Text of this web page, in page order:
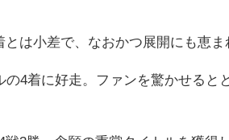
は小差で、なおかつ展開にも恵
4着に好走。ファンを驚かせる